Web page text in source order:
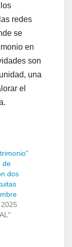
redes
se
en
son
una
el
de
dos